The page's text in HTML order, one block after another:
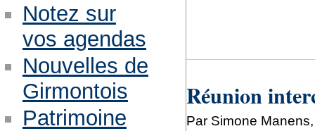
Réunion
Par Simone
Notez sur
vos agendas
Nouvelles de
Girmontois
Patrimoine